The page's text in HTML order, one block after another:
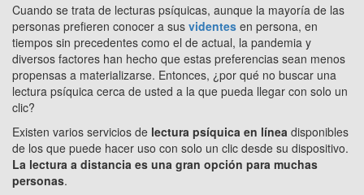
Cuando se trata de lecturas psíquicas, aunque la mayoría de las
personas prefieren conocer a sus videntes en persona, en
tiempos sin precedentes como el de actual, la pandemia y
diversos factores han hecho que estas preferencias sean menos
propensas a materializarse. Entonces, ¿por qué no buscar una
lectura psíquica cerca de usted a la que pueda llegar con solo un
clic?
Existen varios servicios de lectura psíquica en línea disponibles
de los que puede hacer uso con solo un clic desde su dispositivo.
La lectura a distancia es una gran opción para muchas
personas.